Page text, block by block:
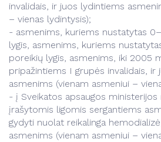
invalidais, ir juos lydintiems
– vienas lydintysis);
- asmenims, kuriems nustatytas
lygis, asmenims, kuriems
poreikių lygis, asmenims, iki 2005
pripažintiems I grupės invalidais, ir
asmenims (vienam asmeniui –
- į Sveikatos apsaugos
įrašytomis ligomis sergantiems
gydyti nuolat reikalinga
asmenims (vienam asmeniui –